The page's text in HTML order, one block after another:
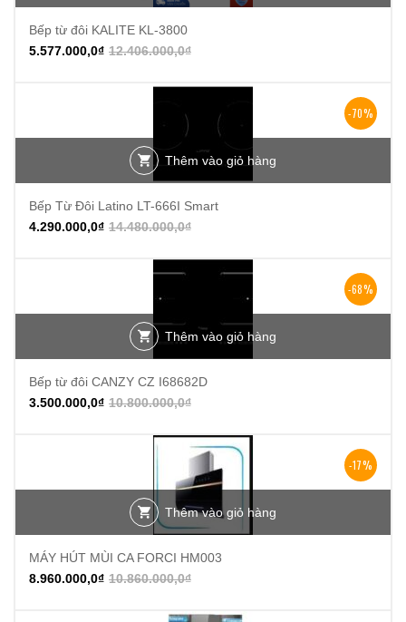
Bếp từ đôi KALITE KL-3800
12.406.000,0₫
5.577.000,0₫
-70%
Thêm vào giỏ hàng
Bếp Từ Đôi Latino LT-666I Smart
14.480.000,0₫
4.290.000,0₫
-68%
Thêm vào giỏ hàng
Bếp từ đôi CANZY CZ I68682D
10.800.000,0₫
3.500.000,0₫
-17%
Thêm vào giỏ hàng
MÁY HÚT MÙI CA FORCI HM003
10.860.000,0₫
8.960.000,0₫